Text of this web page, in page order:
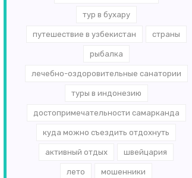
тур в бухару
путешествие в узбекистан страны
рыбалка
лечебно-оздоровительные санатории
туры в индонезию
достопримечательности самарканда
куда можно съездить отдохнуть
активный отдых швейцария
лето мошенники